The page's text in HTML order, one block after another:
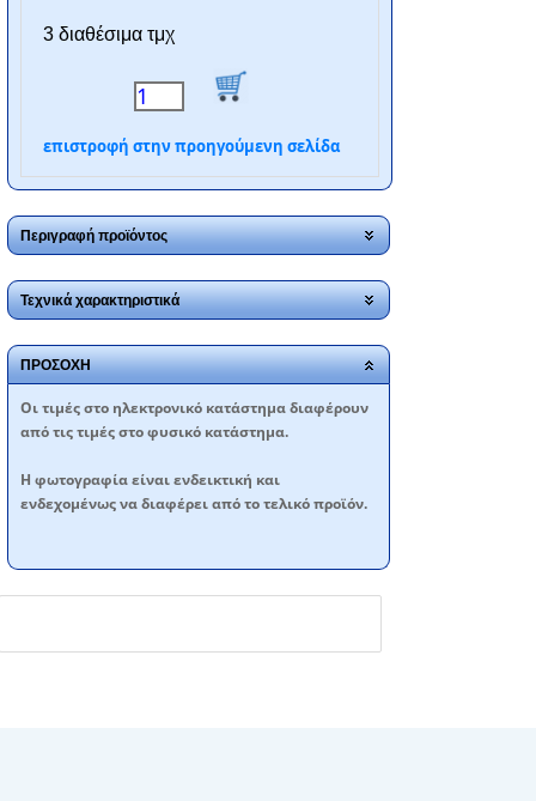
3 διαθέσιμα τμχ
επιστροφή στην προηγούμενη σελίδα
Περιγραφή προϊόντος
Τεχνικά χαρακτηριστικά
ΠΡΟΣΟΧΗ
Oι τιμές στο ηλεκτρονικό κατάστημα διαφέρουν
από τις τιμές στο φυσικό κατάστημα.
Η φωτογραφία είναι ενδεικτική και
ενδεχομένως να διαφέρει από το τελικό προϊόν.